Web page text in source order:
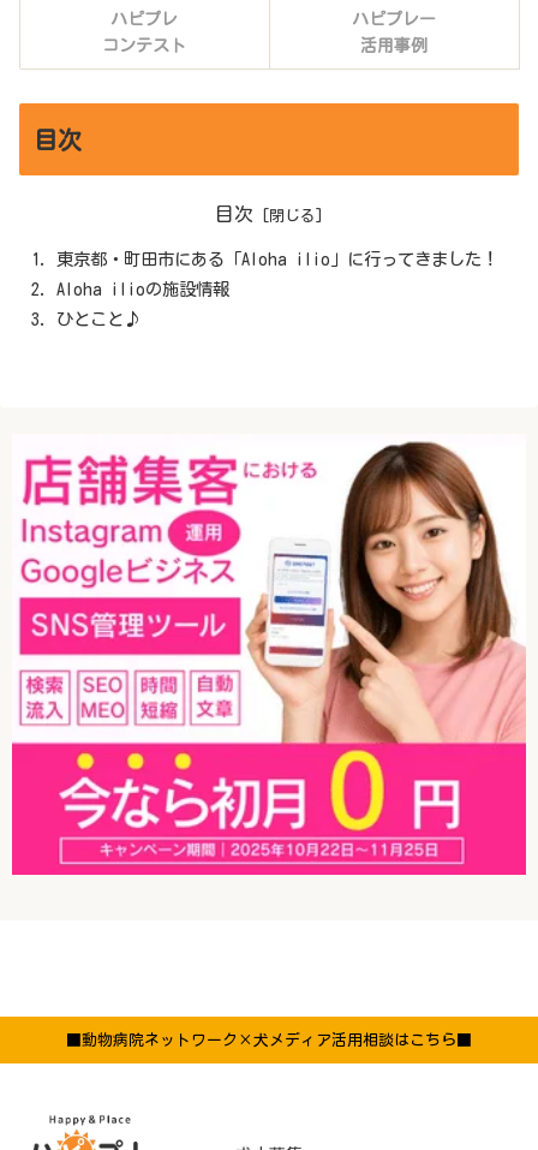
ハピプレ
コンテスト
ハピプレー
活用事例
目次
目次
東京都・町田市にある「Aloha ilio」に行ってきました！
Aloha ilioの施設情報
ひとこと♪
■動物病院ネットワーク×犬メディア活用相談はこちら■